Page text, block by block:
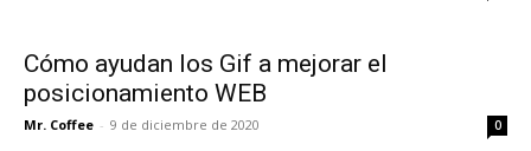
Cómo ayudan los Gif a mejorar el
posicionamiento WEB
Mr. Coffee - 9 de diciembre de 2020 0